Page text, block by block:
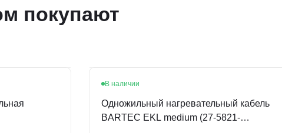
покупают
В наличии
Одножильный нагревательный кабель
BARTEC EKL medium (27-5821-